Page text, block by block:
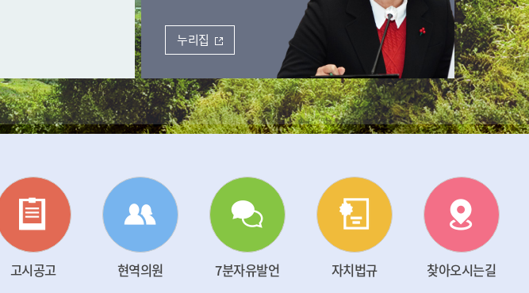
누리집
고시공고 현역의원 7분자유발언 자치법규 찾아오시는길